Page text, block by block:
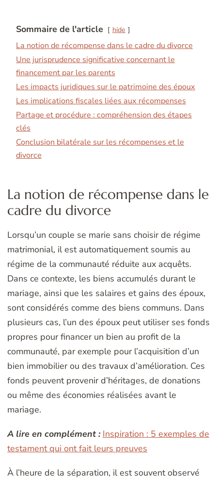
Sommaire de l'article hide
La notion de récompense dans le cadre du divorce
Une jurisprudence significative concernant le
financement par les parents
Les impacts juridiques sur le patrimoine des époux
Les implications fiscales liées aux récompenses
Partage et procédure : compréhension des étapes
clés
Conclusion bilatérale sur les récompenses et le
divorce
La notion de récompense dans le
cadre du divorce
Lorsqu’un couple se marie sans choisir de régime
matrimonial, il est automatiquement soumis au
régime de la communauté réduite aux acquêts.
Dans ce contexte, les biens accumulés durant le
mariage, ainsi que les salaires et gains des époux,
sont considérés comme des biens communs. Dans
plusieurs cas, l’un des époux peut utiliser ses fonds
propres pour financer un bien au profit de la
communauté, par exemple pour l’acquisition d’un
bien immobilier ou des travaux d’amélioration. Ces
fonds peuvent provenir d’héritages, de donations
ou même des économies réalisées avant le
mariage.
A lire en complément : Inspiration : 5 exemples de
testament qui ont fait leurs preuves
À l’heure de la séparation, il est souvent observé